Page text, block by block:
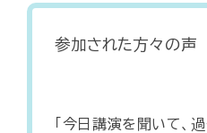
参加された方々の声
「今日講演を聞いて、